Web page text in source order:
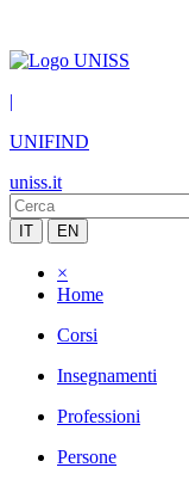
|
UNIFIND
uniss.it
IT EN
×
Home
Corsi
Insegnamenti
Professioni
Persone